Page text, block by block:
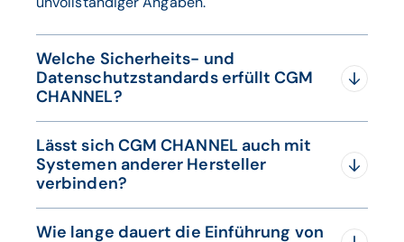
Welche Sicherheits- und
Datenschutzstandards erfüllt CGM
CHANNEL?
Software auf durchgängige Verschlüsselung
sowie rollenbasierte Zugriffsrechte ausgelegt.
Darüber hinaus erfüllt CGM CHANNEL konsequent
die regulatorischen Anforderungen der DSGVO
sowie der entsprechenden Schweizer Regelungen
Lässt sich CGM CHANNEL auch mit
Systemen anderer Hersteller
verbinden?
und kommuniziert über gängige
Wie lange dauert die Einführung von